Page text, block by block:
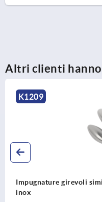
Altri clienti
Forma E, in acciaio